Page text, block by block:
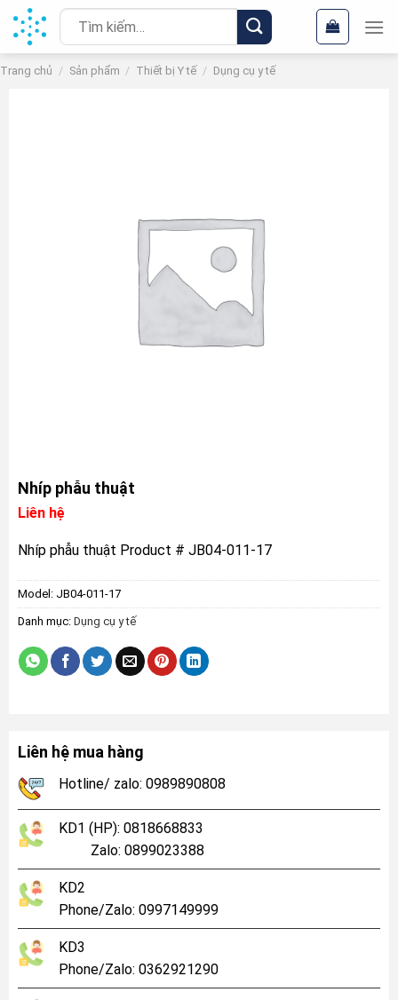
Chuyển
đến
nội
dung
Tìm
kiếm:
Trang chủ / Sản phẩm / Thiết bị Y tế / Dụng cụ y tế
Nhíp phẫu thuật
Liên hệ
Nhíp phẫu thuật Product # JB04-011-17
Model: JB04-011-17
Danh mục: Dụng cụ y tế
Liên hệ mua hàng
Hotline/ zalo: 0989890808
KD1 (HP): 0818668833
Zalo: 0899023388
KD2
Phone/Zalo: 0997149999
KD3
Phone/Zalo: 0362921290